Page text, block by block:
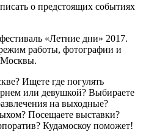
о предстоящих событиях
«Летние дни» 2017.
работы, фотографии и
Москвы.
Ищете где погулять
или девушкой? Выбираете
на выходные?
Посещаете выставки?
Кудамоскоу поможет!